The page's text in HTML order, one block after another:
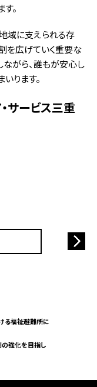
。
域に支えられる存
を広げていく重要な
がら、誰もが安心し
ります。
サービス三重
る福祉避難所に
強化を目指し